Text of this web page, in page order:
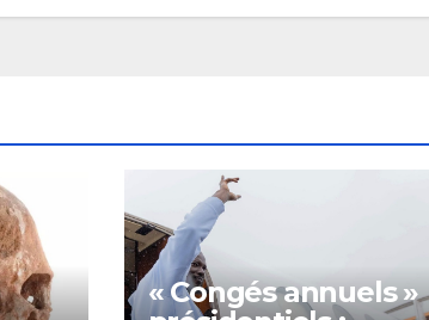
« Congés annuels »